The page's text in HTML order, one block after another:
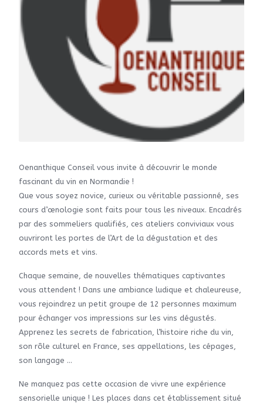
Oenanthique Conseil vous invite à découvrir le monde
fascinant du vin en Normandie !
Que vous soyez novice, curieux ou véritable passionné, ses
cours d’œnologie sont faits pour tous les niveaux. Encadrés
par des sommeliers qualifiés, ces ateliers conviviaux vous
ouvriront les portes de l’Art de la dégustation et des
accords mets et vins.
Chaque semaine, de nouvelles thématiques captivantes
vous attendent ! Dans une ambiance ludique et chaleureuse,
vous rejoindrez un petit groupe de 12 personnes maximum
pour échanger vos impressions sur les vins dégustés.
Apprenez les secrets de fabrication, l’histoire riche du vin,
son rôle culturel en France, ses appellations, les cépages,
son langage …
Ne manquez pas cette occasion de vivre une expérience
sensorielle unique ! Les places dans cet établissement situé